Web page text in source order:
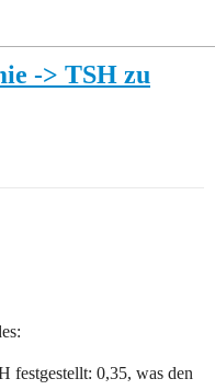
-> TSH zu
festgestellt: 0,35, was den